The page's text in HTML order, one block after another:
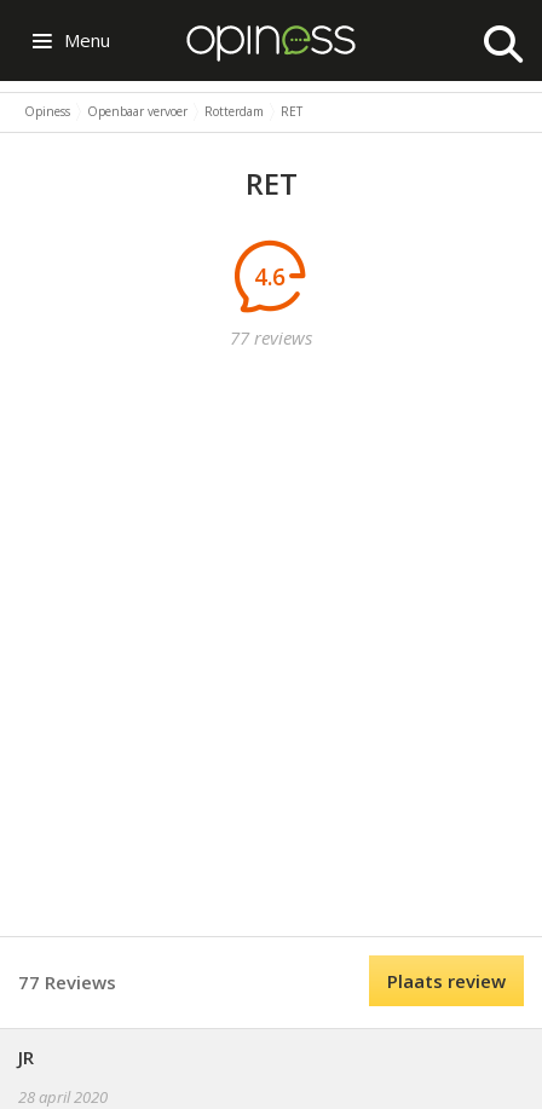
Menu
Opiness Openbaar vervoer Rotterdam RET
RET
4.6
77 reviews
77 Reviews Plaats review
JR
28 april 2020